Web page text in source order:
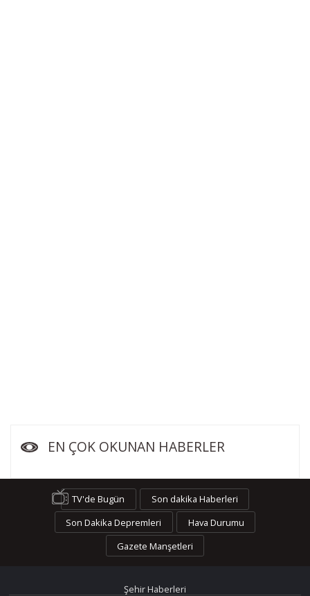
EN ÇOK OKUNAN HABERLER
TV'de Bugün
Son dakika Haberleri
Son Dakika Depremleri
Hava Durumu
Gazete Manşetleri
Şehir Haberleri